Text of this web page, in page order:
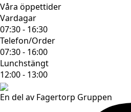
Våra öppettider
Vardagar
07:30 - 16:30
Telefon/Order
07:30 - 16:00
Lunchstängt
12:00 - 13:00
En del av Fagertorp Gruppen